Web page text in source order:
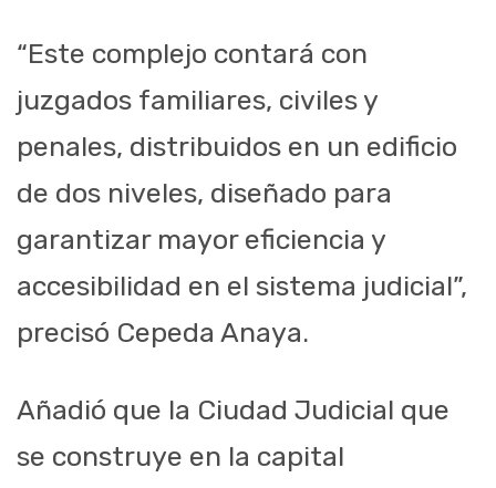
“Este complejo contará con
juzgados familiares, civiles y
penales, distribuidos en un edificio
de dos niveles, diseñado para
garantizar mayor eficiencia y
accesibilidad en el sistema judicial”,
precisó Cepeda Anaya.
Añadió que la Ciudad Judicial que
se construye en la capital